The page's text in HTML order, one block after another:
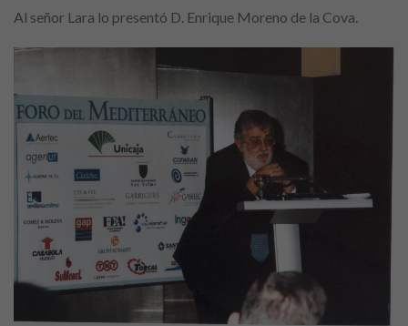
Al señor Lara lo presentó D. Enrique Moreno de la Cova.